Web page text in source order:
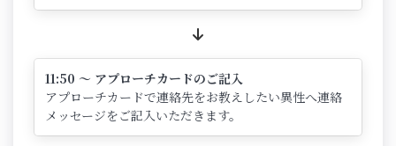
11:50 ～ アプローチカードのご記入
アプローチカードで連絡先をお教えしたい異性へ連絡
メッセージをご記入いただきます。